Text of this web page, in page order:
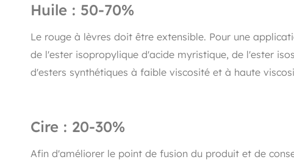
Huile : 50-70%
Le rouge à lèvres doit être extensible. Pour une
de l'ester isopropylique d'acide myristique, de l'ester
d'esters synthétiques à faible viscosité et à haute
Cire : 20-30%
Afin d'améliorer le point de fusion du produit et de